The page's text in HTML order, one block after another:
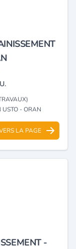
USTO - ORAN
LA PAGE
-